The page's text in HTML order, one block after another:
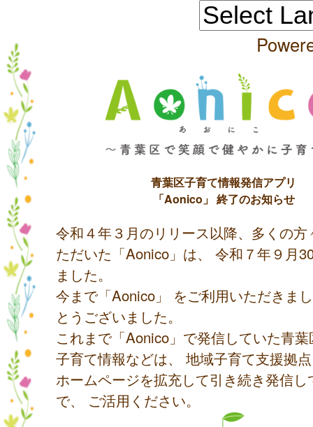
青葉区子育て情報発信アプリ
「Aonico」 終了のお知らせ
令和４年３月のリリース以降、多くの方
ただいた「Aonico」は、 令和７年９月
ました。
今まで「Aonico」 をご利用いただきま
とうございました。
これまで「Aonico」で発信していた青
子育て情報などは、 地域子育て支援拠
ホームページを拡充して引き続き発信し
で、 ご活用ください。